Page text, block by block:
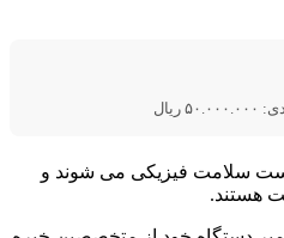
۵۰.۰۰۰.۰۰۰ ریال
فیزیکی می شوند و